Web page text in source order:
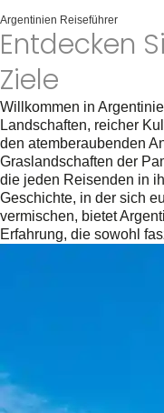
Argentinien Reiseführer
Entdecken
Ziele
Willkommen in
Landschaften, reicher
den atemberaubenden
Graslandschaften der
die jeden Reisenden in
Geschichte, in der sich
vermischen, bietet
Erfahrung, die sowohl